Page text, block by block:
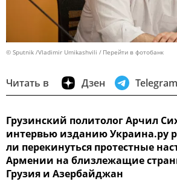
© Sputnik /Vladimir Umikashvili Перейти в фотобанк
Читать в Дзен Telegram
Грузинский политолог Арчил
интервью изданию Украина.ру
ли перекинуться протестные
Армении на близлежащие
Грузия и Азербайджан